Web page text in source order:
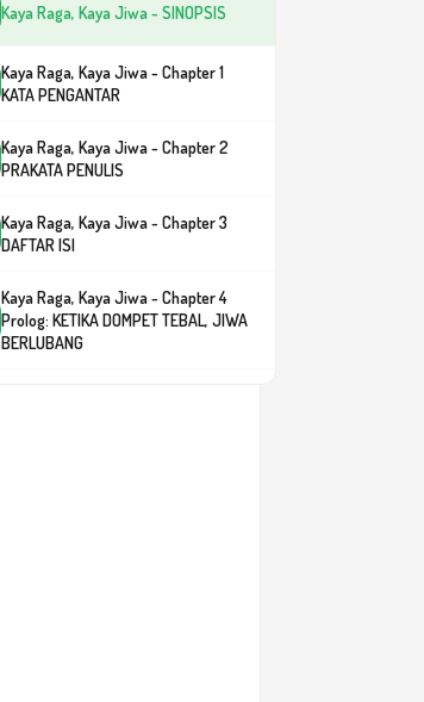
Kaya Raga, Kaya Jiwa - SINOPSIS
Kaya Raga, Kaya Jiwa - Chapter 1
KATA PENGANTAR
Kaya Raga, Kaya Jiwa - Chapter 2
PRAKATA PENULIS
Kaya Raga, Kaya Jiwa - Chapter 3
DAFTAR ISI
Kaya Raga, Kaya Jiwa - Chapter 4
Prolog: KETIKA DOMPET TEBAL, JIWA
BERLUBANG